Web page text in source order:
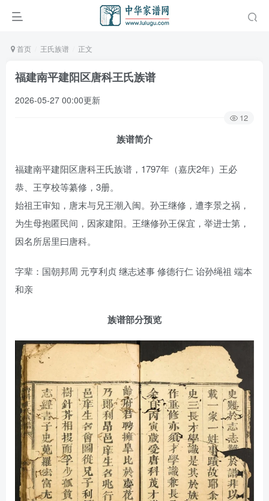
首页 王氏族谱 正文
福建南平建阳区唐科王氏族谱
2026-05-27 00:00更新
12
族谱简介
福建南平建阳区唐科王氏族谱，1797年（嘉庆2年）王必
恭、王亨校等纂修，3册。
始祖王审知，唐末与兄王潮入闽。孙王继修，遭李景之祸，
为生母抱匿民间，因家建阳。王继修孙王保宜，举进士第，
因名所居里曰唐科。
字辈：国朝邦周 元亨利贞 继志述事 修德行仁 诒孙绳祖 端本
和亲
族谱部分预览